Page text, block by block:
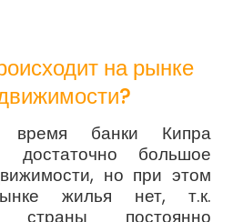
на рынке
время банки Кипра
достаточно большое
но при этом
жилья нет, т.к.